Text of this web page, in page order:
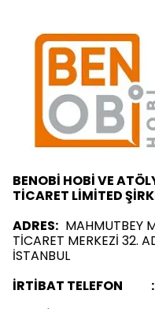
BENOBİ HOBİ VE
TİCARET LİMİTED
ADRES: MAHMUTBEY
TİCARET MERKEZİ 32.
İSTANBUL
İRTİBAT TELEFON :